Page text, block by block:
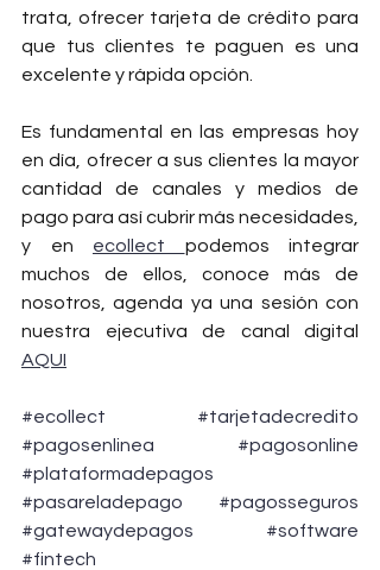
trata, ofrecer tarjeta de crédito para
que tus clientes te paguen es una
excelente y rápida opción.
Es fundamental en las empresas hoy
en día, ofrecer a sus clientes la mayor
cantidad de canales y medios de
pago para así cubrir más necesidades,
y en ecollect podemos integrar
muchos de ellos, conoce más de
nosotros, agenda ya una sesión con
AQUI
#ecollect
#tarjetadecredito
#pagosenlinea
#pagosonline
#plataformadepagos
#pasareladepago
#pagosseguros
#gatewaydepagos
#software
#fintech